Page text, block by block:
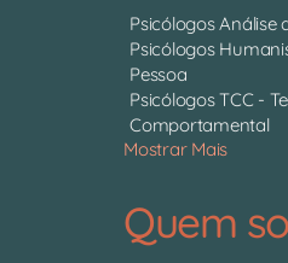
Psicólogos
Psicólogos
Pessoa
Psicólogos TCC -
Comportamental
Mostrar Mais
Quem